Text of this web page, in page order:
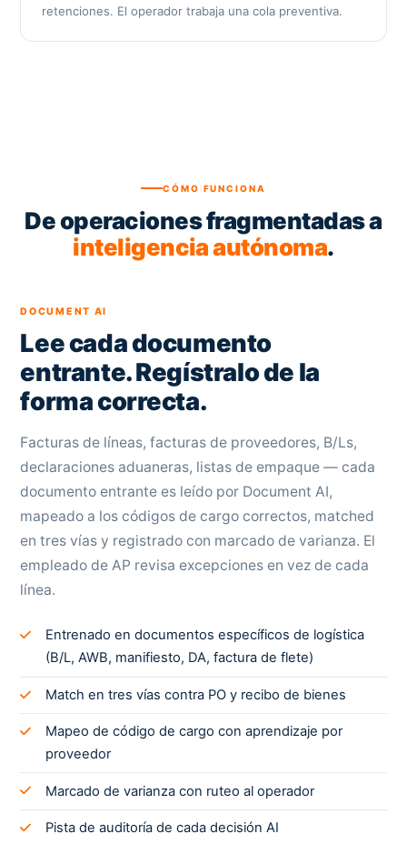
retenciones. El operador trabaja una cola preventiva.
CÓMO FUNCIONA
De operaciones fragmentadas a
inteligencia autónoma.
DOCUMENT AI
Lee cada documento
entrante. Regístralo de la
forma correcta.
Facturas de líneas, facturas de proveedores, B/Ls,
declaraciones aduaneras, listas de empaque — cada
documento entrante es leído por Document AI,
mapeado a los códigos de cargo correctos, matched
en tres vías y registrado con marcado de varianza. El
empleado de AP revisa excepciones en vez de cada
línea.
Entrenado en documentos específicos de logística
(B/L, AWB, manifiesto, DA, factura de flete)
Match en tres vías contra PO y recibo de bienes
Mapeo de código de cargo con aprendizaje por
proveedor
Marcado de varianza con ruteo al operador
Pista de auditoría de cada decisión AI